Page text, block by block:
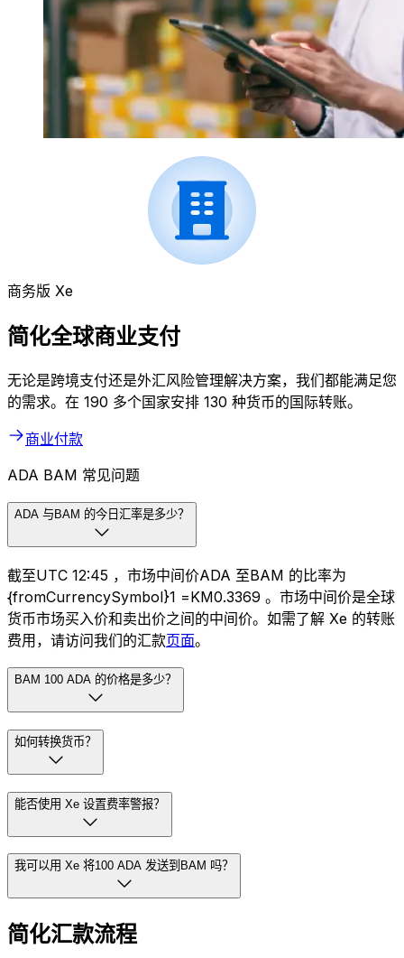
商务版 Xe
简化全球商业支付
无论是跨境支付还是外汇风险管理解决方案，我们都能满足您
的需求。在 190 多个国家安排 130 种货币的国际转账。
商业付款
ADA BAM 常见问题
ADA 与BAM 的今日汇率是多少？
截至UTC 12:45 ，市场中间价ADA 至BAM 的比率为
{fromCurrencySymbol}1 =KM0.3369 。市场中间价是全球
货币市场买入价和卖出价之间的中间价。如需了解 Xe 的转账
费用，请访问我们的汇款页面。
BAM 100 ADA 的价格是多少？
如何转换货币？
能否使用 Xe 设置费率警报？
我可以用 Xe 将100 ADA 发送到BAM 吗？
简化汇款流程